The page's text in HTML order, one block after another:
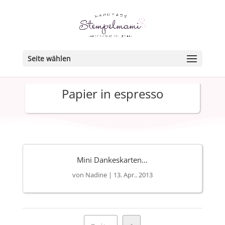
Seite wählen
Papier in espresso
Mini Dankeskarten…
von Nadine| 13. Apr.. 2013